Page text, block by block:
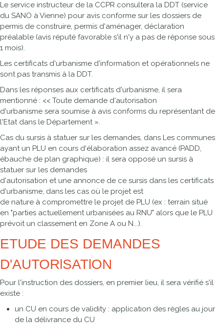
Le service instructeur de la CCPR consultera la DDT (service
du SANO à Vienne) pour avis conforme sur les dossiers de
permis de construire, permis d'aménager, déclaration
préalable (avis réputé favorable s'il n'y a pas de réponse sous
1 mois).
Les certificats d'urbanisme d'information et opérationnels ne
sont pas transmis à la DDT.
Dans les réponses aux certificats d'urbanisme, il sera
mentionné : << Toute demande d'autorisation
d'urbanisme sera soumise à avis conforms du représentant de
l'Etat dans le Département ».
Cas du sursis à statuer sur les demandes, dans Les communes
ayant un PLU en cours d'élaboration assez avancé (PADD,
ébauche de plan graphique) : il sera opposé un sursis à
statuer sur les demandes
d'autorisation et une annonce de ce sursis dans les certificats
d'urbanisme, dans les cas où le projet est
de nature à compromettre le projet de PLU (ex : terrain situé
en "parties actuellement urbanisées au RNU" alors que le PLU
prévoit un classement en Zone A ou N...).
ETUDE DES DEMANDES
D'AUTORlSATlON
Pour l'instruction des dossiers, en premier lieu, il sera vérifié s'il
existe :
un CU en cours de validity : application des régles au jour
de la délivrance du CU